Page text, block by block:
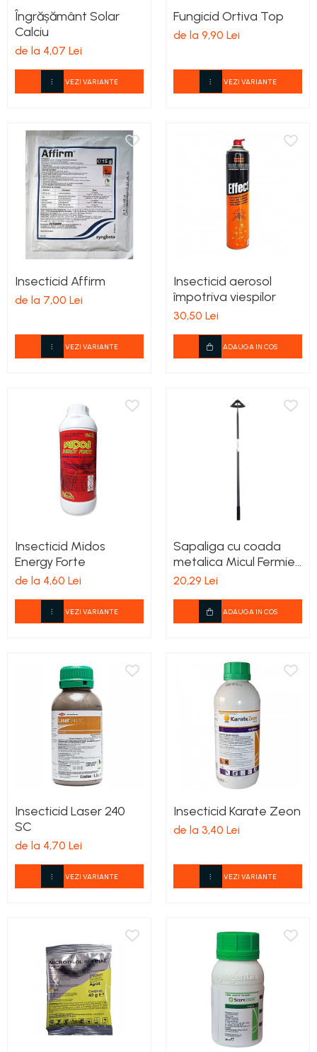
Îngrășământ Solar
Calciu
de la 4,07 Lei
VEZI VARIANTE
Fungicid Ortiva Top
de la 9,90 Lei
VEZI VARIANTE
Insecticid Affirm
de la 7,00 Lei
VEZI VARIANTE
Insecticid aerosol
împotriva viespilor
30,50 Lei
ADAUGA IN COS
Insecticid Midos
Energy Forte
de la 4,60 Lei
VEZI VARIANTE
Sapaliga cu coada
metalica Micul Fermier
600x210mm
20,29 Lei
ADAUGA IN COS
Insecticid Laser 240
SC
de la 4,70 Lei
VEZI VARIANTE
Insecticid Karate Zeon
de la 3,40 Lei
VEZI VARIANTE